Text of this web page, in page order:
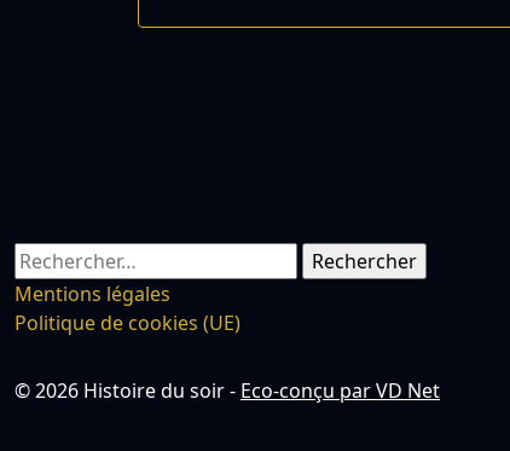
Rechercher :
Mentions légales
Politique de cookies (UE)
© 2026 Histoire du soir - Eco-conçu par VD Net